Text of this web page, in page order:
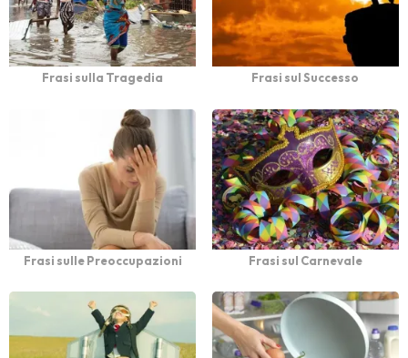
Frasi sulla Tragedia Frasi sul Successo
Frasi sulle Preoccupazioni Frasi sul Carnevale